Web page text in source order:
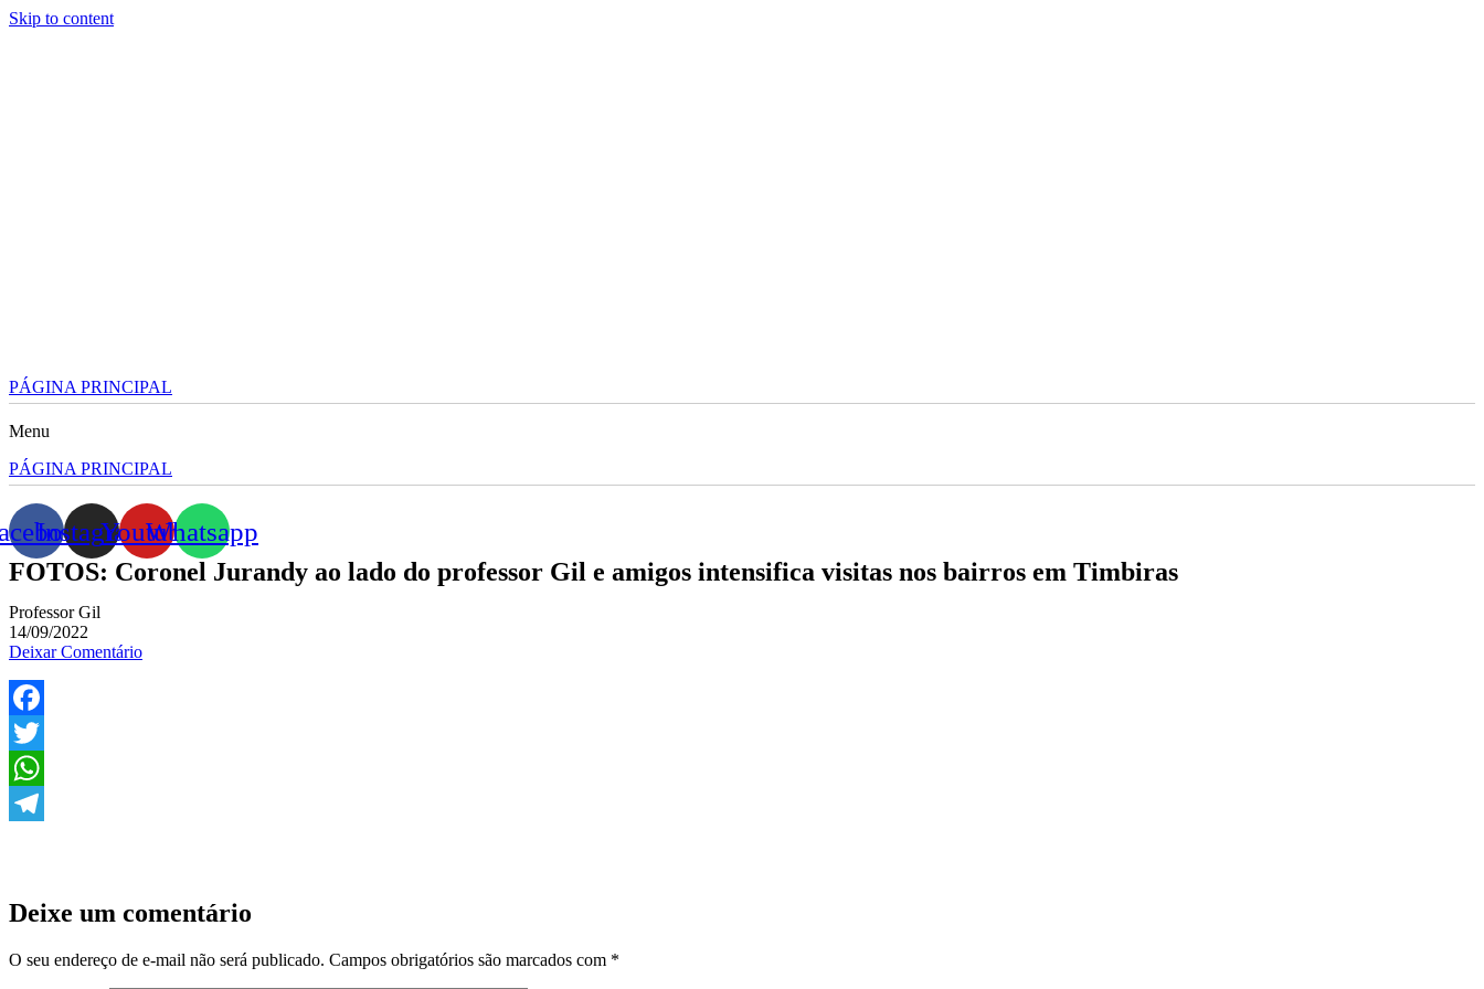
Skip to content
PÁGINA PRINCIPAL
Menu
PÁGINA PRINCIPAL
InstagramYoutubeWhatsapp
FOTOS: Coronel Jurandy ao lado do professor Gil e amigos intensifica visitas nos bairros em Timbiras
Professor Gil
14/09/2022
Deixar Comentário
Facebook
Twitter
WhatsApp
Deixe um comentário
O seu endereço de e-mail não será publicado. Campos obrigatórios são marcados com *